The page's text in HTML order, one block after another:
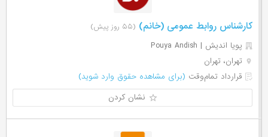
کارشناس روابط عمومی (خانم) (۵۵ روز پیش)
پویا اندیش | Pouya Andish
تهران، تهران
قرارداد تمام‌وقت (برای مشاهده حقوق وارد شوید)
نشان کردن